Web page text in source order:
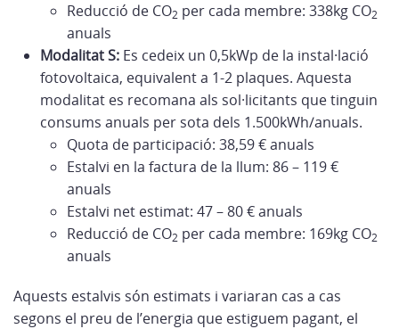
Reducció de CO2 per cada membre: 338kg CO2
anuals
Modalitat S: Es cedeix un 0,5kWp de la instal·lació
fotovoltaica, equivalent a 1-2 plaques. Aquesta
modalitat es recomana als sol·licitants que tinguin
consums anuals per sota dels 1.500kWh/anuals.
Quota de participació: 38,59 € anuals
Estalvi en la factura de la llum: 86 – 119 €
anuals
Estalvi net estimat: 47 – 80 € anuals
Reducció de CO2 per cada membre: 169kg CO2
anuals
Aquests estalvis són estimats i variaran cas a cas
segons el preu de l’energia que estiguem pagant, el